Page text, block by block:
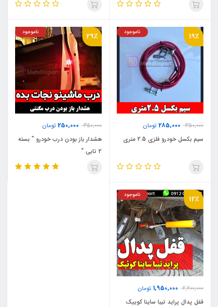
19٪
350,000
285,000 تومان
ناموجود
سیم بکسل خودرو فلزی 2.5 متری
29٪
350,000
250,000 تومان
ناموجود
هشدار باز بودن درب خودرو " بسته
2 تایی "
12٪
2,200,000
1,950,000 تومان
ناموجود
قفل پدال پراید تیبا ساینا کوییک